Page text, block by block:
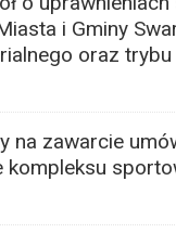
i Gminy
oraz
na zawarcie
kompleksu